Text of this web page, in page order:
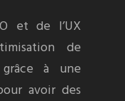
et de l’UX
de
grâce à une
avoir des